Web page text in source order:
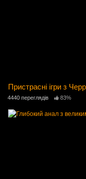
Пристрасні ігри з
4440 переглядів 83%